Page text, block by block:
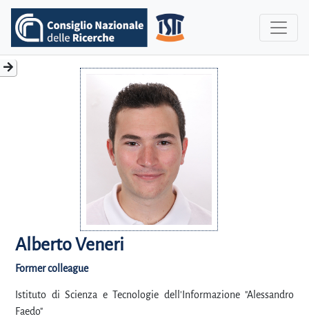
Alberto Veneri
Former colleague
Istituto di Scienza e Tecnologie dell'Informazione "Alessandro
Faedo"